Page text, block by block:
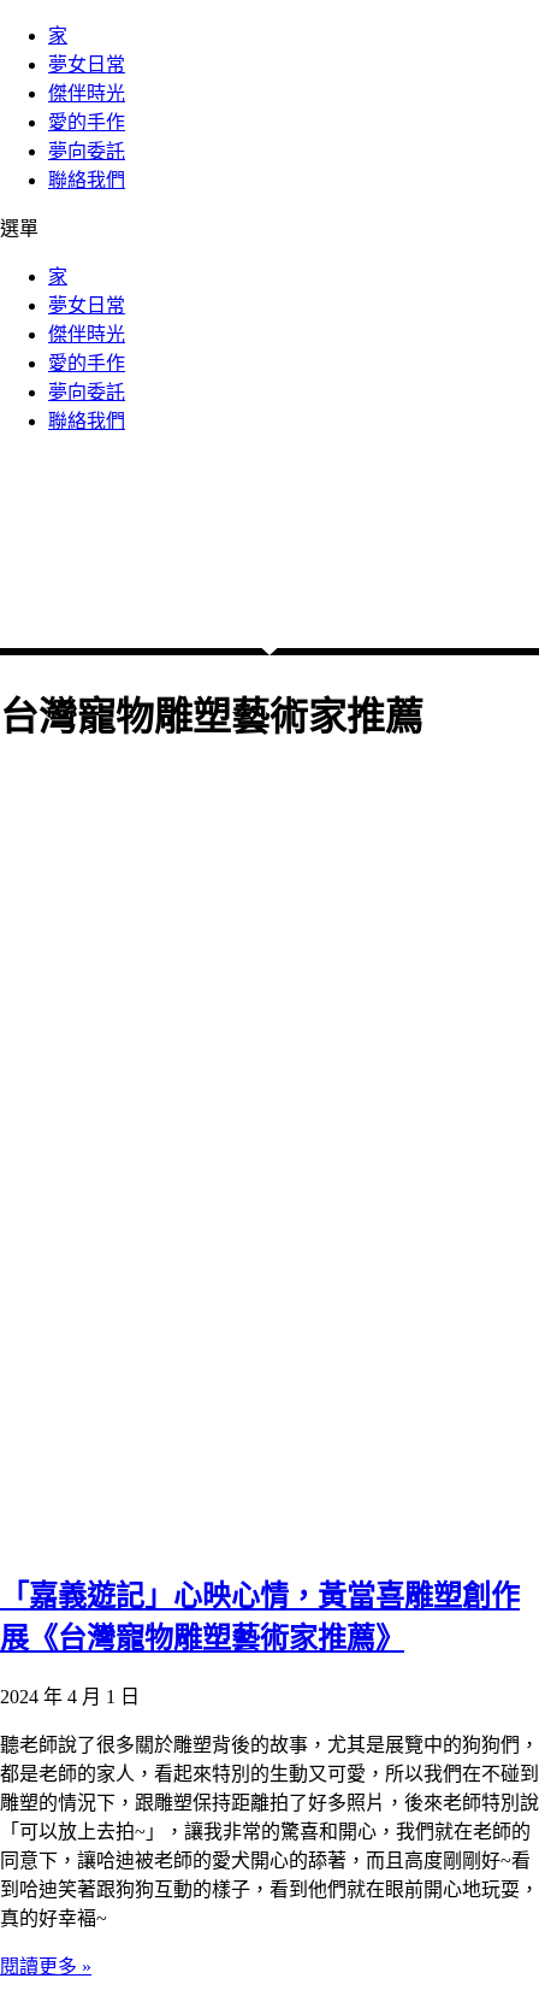
家
夢女日常
傑伴時光
愛的手作
夢向委託
聯絡我們
選單
家
夢女日常
傑伴時光
愛的手作
夢向委託
聯絡我們
台灣寵物雕塑藝術家推薦
「嘉義遊記」心映心情，黃當喜雕塑創作
展《台灣寵物雕塑藝術家推薦》
2024 年 4 月 1 日
聽老師說了很多關於雕塑背後的故事，尤其是展覽中的狗狗們，
都是老師的家人，看起來特別的生動又可愛，所以我們在不碰到
雕塑的情況下，跟雕塑保持距離拍了好多照片，後來老師特別說
「可以放上去拍~」，讓我非常的驚喜和開心，我們就在老師的
同意下，讓哈迪被老師的愛犬開心的舔著，而且高度剛剛好~看
到哈迪笑著跟狗狗互動的樣子，看到他們就在眼前開心地玩耍，
真的好幸褔~
閱讀更多 »